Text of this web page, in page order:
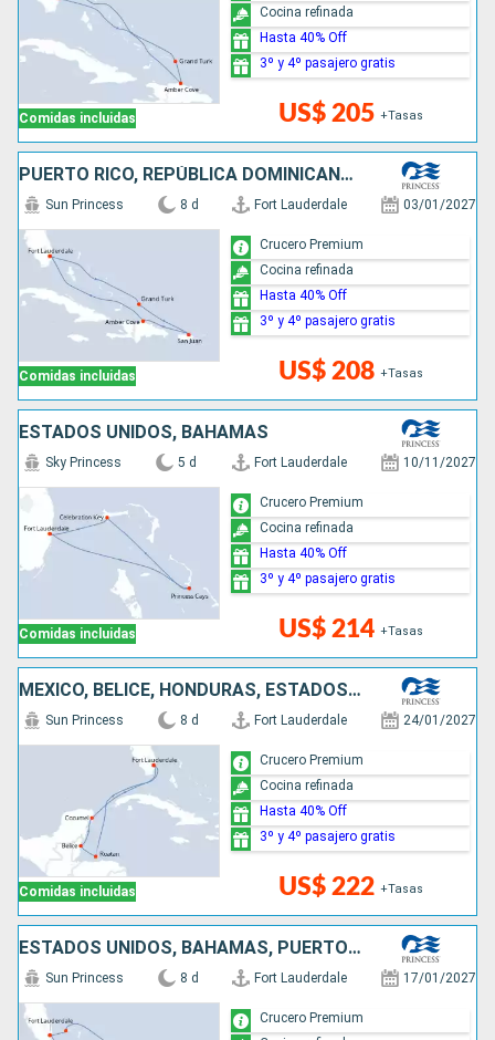
Comidas incluidas US$ 205 +Tasas
Cocina refinada
Hasta 40% Off
3º y 4º pasajero gratis
PUERTO RICO, REPÚBLICA DOMINICANA, ESTADOS UNIDOS
Comidas incluidas
Sun Princess 8 d Fort Lauderdale 03/01/2027
US$ 208 +Tasas
Crucero Premium
Cocina refinada
Hasta 40% Off
3º y 4º pasajero gratis
ESTADOS UNIDOS, BAHAMAS
Comidas incluidas
Sky Princess 5 d Fort Lauderdale 10/11/2027
US$ 214 +Tasas
Crucero Premium
Cocina refinada
Hasta 40% Off
3º y 4º pasajero gratis
MÉXICO, BELICE, HONDURAS, ESTADOS UNIDOS
Comidas incluidas
Sun Princess 8 d Fort Lauderdale 24/01/2027
US$ 222 +Tasas
Crucero Premium
Cocina refinada
Hasta 40% Off
3º y 4º pasajero gratis
ESTADOS UNIDOS, BAHAMAS, PUERTO RICO, REPÚBLICA DOMINICANA
Sun Princess 8 d Fort Lauderdale 17/01/2027
Crucero Premium